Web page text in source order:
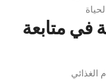
في متابعة
الغذائي